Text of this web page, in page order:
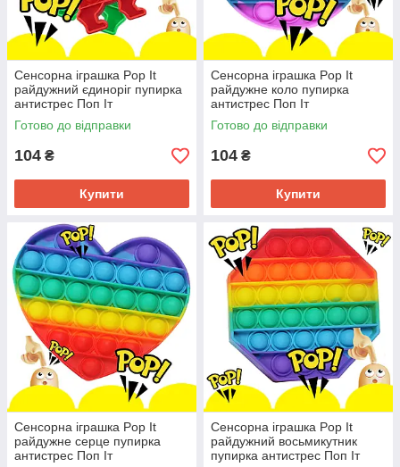
Сенсорна іграшка Pop It
райдужний єдиноріг пупирка
антистрес Поп Іт
Готово до відправки
104 ₴
Купити
Сенсорна іграшка Pop It
райдужне коло пупирка
антистрес Поп Іт
Готово до відправки
104 ₴
Купити
Сенсорна іграшка Pop It
райдужне серце пупирка
антистрес Поп Іт
Сенсорна іграшка Pop It
райдужний восьмикутник
пупирка антистрес Поп Іт